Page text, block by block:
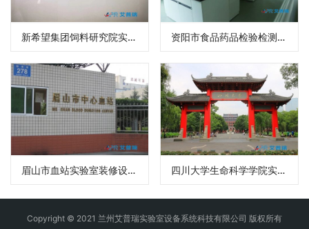
资阳市食品药品检验检测中心实验室装修设计